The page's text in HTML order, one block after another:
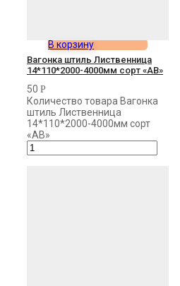
В корзину
Вагонка штиль Лиственница
14*110*2000-4000мм сорт «AB»
50 Р
Количество товара Вагонка
штиль Лиственница
14*110*2000-4000мм сорт
«AB»